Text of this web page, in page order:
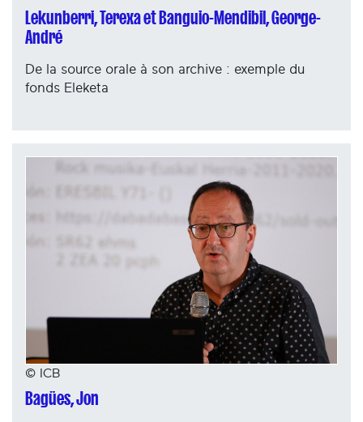
Lekunberri, Terexa et Banguio-Mendibil, George-
André
De la source orale à son archive : exemple du
fonds Eleketa
© ICB
Bagües, Jon